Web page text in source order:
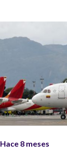
Hace 8 meses